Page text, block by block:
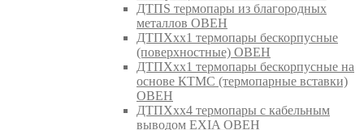
ДТПS термопары из благородных
металлов ОВЕН
ДТПХхх1 термопары бескорпусные
(поверхностные) ОВЕН
ДТПХхх1 термопары бескорпусные на
основе КТМС (термопарные вставки)
ОВЕН
ДТПХхх4 термопары с кабельным
выводом EXIA ОВЕН